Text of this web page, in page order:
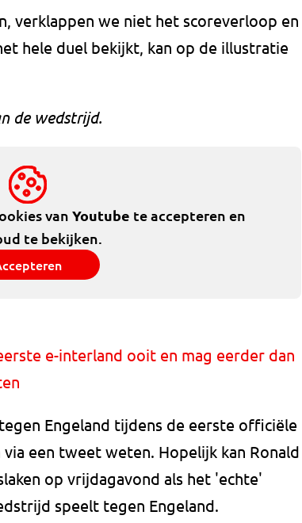
verklappen we niet het scoreverloop en
hele duel bekijkt, kan op de illustratie
de wedstrijd.
van Youtube te accepteren en
te bekijken.
e-interland ooit en mag eerder dan
Engeland tijdens de eerste officiële
een tweet weten. Hopelijk kan Ronald
op vrijdagavond als het 'echte'
speelt tegen Engeland.